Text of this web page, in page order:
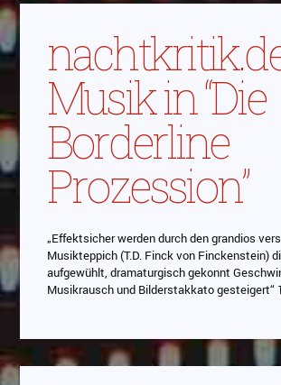
Musik in “Die
Borderline
Prozession”
„Effektsicher werden durch den grandios
Musikteppich (T.D. Finck von Finckenstein)
aufgewühlt, dramaturgisch gekonnt
Musikrausch und Bilderstakkato gesteigert“